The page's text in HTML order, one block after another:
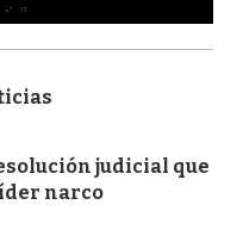
judicial que
narco